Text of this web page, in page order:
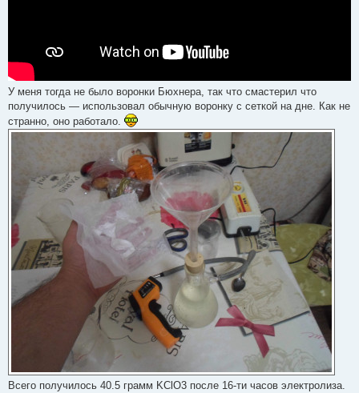
У меня тогда не было воронки Бюхнера, так что смастерил что
получилось — использовал обычную воронку с сеткой на дне. Как не
странно, оно работало.
Всего получилось 40.5 грамм KClO3 после 16-ти часов электролиза.